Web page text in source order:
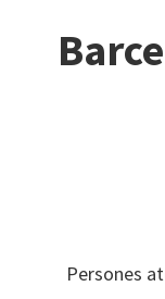
Persones